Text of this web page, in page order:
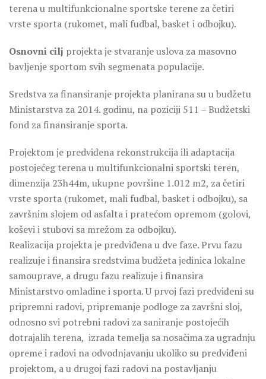
terena u multifunkcionalne sportske terene za četiri
vrste sporta (rukomet, mali fudbal, basket i odbojku).
Osnovni cilj projekta je stvaranje uslova za masovno
bavljenje sportom svih segmenata populacije.
Sredstva za finansiranje projekta planirana su u budžetu
Ministarstva za 2014. godinu, na poziciji 511 – Budžetski
fond za finansiranje sporta.
Projektom je predviđena rekonstrukcija ili adaptacija
postojećeg terena u multifunkcionalni sportski teren,
dimenzija 23h44m, ukupne površine 1.012 m2, za četiri
vrste sporta (rukomet, mali fudbal, basket i odbojku), sa
završnim slojem od asfalta i pratećom opremom (golovi,
koševi i stubovi sa mrežom za odbojku).
Realizacija projekta je predviđena u dve faze. Prvu fazu
realizuje i finansira sredstvima budžeta jedinica lokalne
samouprave, a drugu fazu realizuje i finansira
Ministarstvo omladine i sporta. U prvoj fazi predviđeni su
pripremni radovi, pripremanje podloge za završni sloj,
odnosno svi potrebni radovi za saniranje postojećih
dotrajalih terena, izrada temelja sa nosačima za ugradnju
opreme i radovi na odvodnjavanju ukoliko su predviđeni
projektom, a u drugoj fazi radovi na postavljanju